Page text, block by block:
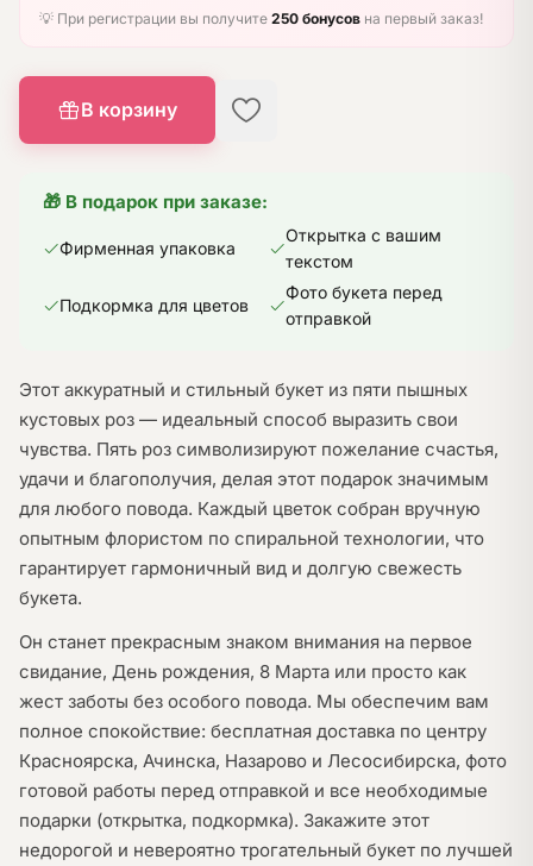
💡 При регистрации вы получите 250 бонусов на первый заказ!
В корзину
🎁 В подарок при заказе:
Фирменная упаковка
Открытка с вашим
текстом
Подкормка для цветов
Фото букета перед
отправкой
Этот аккуратный и стильный букет из пяти пышных
кустовых роз — идеальный способ выразить свои
чувства. Пять роз символизируют пожелание счастья,
удачи и благополучия, делая этот подарок значимым
для любого повода. Каждый цветок собран вручную
опытным флористом по спиральной технологии, что
гарантирует гармоничный вид и долгую свежесть
букета.
Он станет прекрасным знаком внимания на первое
свидание, День рождения, 8 Марта или просто как
жест заботы без особого повода. Мы обеспечим вам
полное спокойствие: бесплатная доставка по центру
Красноярска, Ачинска, Назарово и Лесосибирска, фото
готовой работы перед отправкой и все необходимые
подарки (открытка, подкормка). Закажите этот
недорогой и невероятно трогательный букет по лучшей